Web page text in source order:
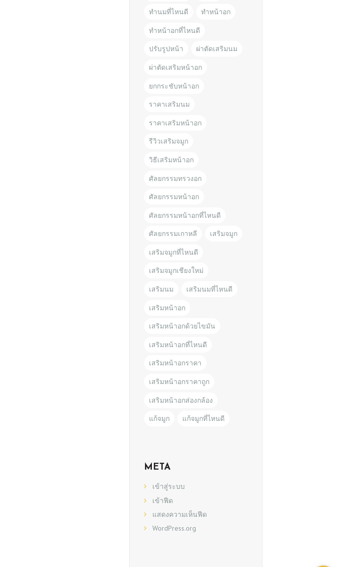
ทำนมที่ไหนดี ทำหน้าอก
ทำหน้าอกที่ไหนดี
ปรับรูปหน้า ผ่าตัดเสริมนม
ผ่าตัดเสริมหน้าอก
ยกกระชับหน้าอก
ราคาเสริมนม
ราคาเสริมหน้าอก
รีวิวเสริมจมูก
วิธีเสริมหน้าอก
ศัลยกรรมทรวงอก
ศัลยกรรมหน้าอก
ศัลยกรรมหน้าอกที่ไหนดี
ศัลยกรรมเกาหลี เสริมจมูก
เสริมจมูกที่ไหนดี
เสริมจมูกเชียงใหม่
เสริมนม เสริมนมที่ไหนดี
เสริมหน้าอก
เสริมหน้าอกด้วยไขมัน
เสริมหน้าอกที่ไหนดี
เสริมหน้าอกราคา
เสริมหน้าอกราคาถูก
เสริมหน้าอกส่องกล้อง
แก้จมูก แก้จมูกที่ไหนดี
META
เข้าสู่ระบบ
เข้าฟีด
แสดงความเห็นฟีด
WordPress.org